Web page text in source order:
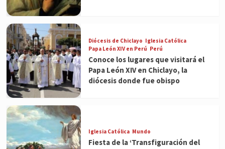
Diócesis de Chiclayo Iglesia Católica
Papa León XIV en Perú Perú
Conoce los lugares que visitará el
Papa León XIV en Chiclayo, la
diócesis donde fue obispo
Iglesia Católica Mundo
Fiesta de la ‘Transfiguración del